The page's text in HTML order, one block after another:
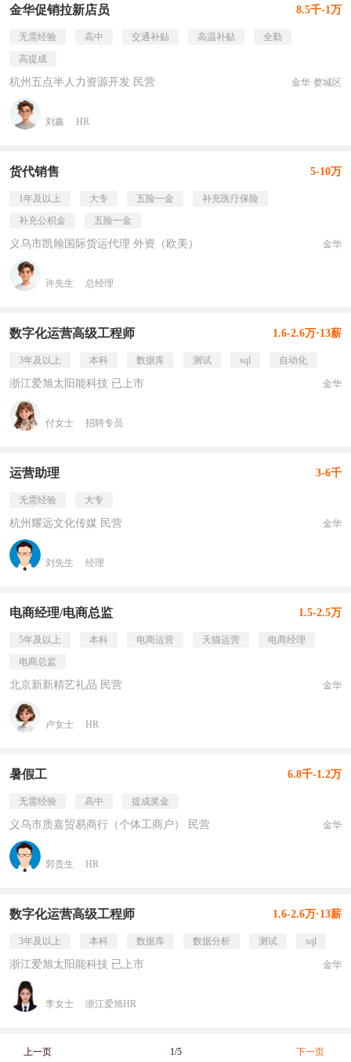
金华促销拉新店员 8.5千-1万
无需经验 高中 交通补贴 高温补贴
全勤
高提成
杭州五点半人力资源开发 民营 金华·婺城区
刘鑫 HR
货代销售 5-10万
1年及以上 大专 五险一金
补充医疗保险
补充公积金
五险一金
义乌市凯翰国际货运代理 外资（欧美） 金华
许先生 总经理
数字化运营高级工程师 1.6-2.6万·13薪
3年及以上 本科 数据库 测试 sql 自动化
浙江爱旭太阳能科技 已上市 金华
付女士 招聘专员
运营助理 3-6千
无需经验 大专
杭州耀远文化传媒 民营 金华
刘先生 经理
电商经理/电商总监 1.5-2.5万
5年及以上 本科 电商运营 天猫运营
电商经理
电商总监
北京新新精艺礼品 民营 金华
卢女士 HR
暑假工 6.8千-1.2万
无需经验 高中 提成奖金
义乌市质嘉贸易商行（个体工商户） 民营 金华
郭贵生 HR
数字化运营高级工程师 1.6-2.6万·13薪
3年及以上 本科 数据库 数据分析 测试 sql
浙江爱旭太阳能科技 已上市 金华
李女士 浙江爱旭HR
上一页 1/5 下一页